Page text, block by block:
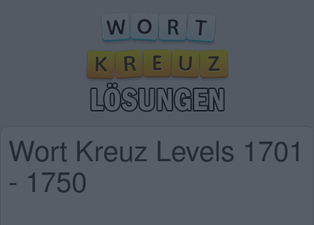
Wort Kreuz Levels 1701
- 1750